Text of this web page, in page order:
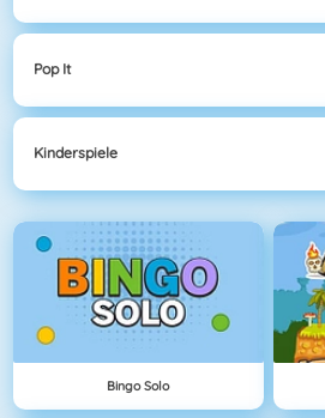
Pop It
Kinderspiele
Bingo Solo